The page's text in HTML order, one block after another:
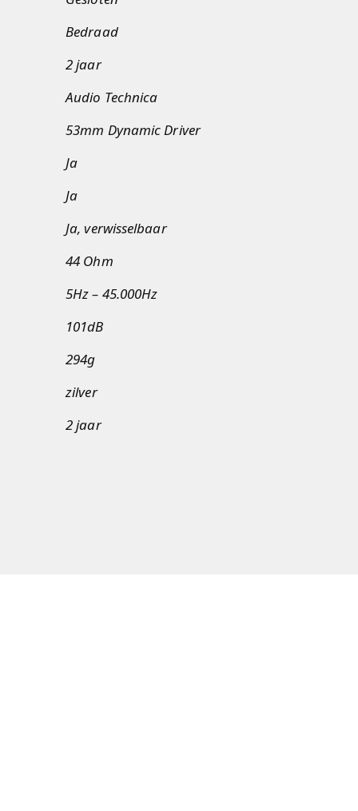
Bedraad
2 jaar
Audio Technica
53mm Dynamic Driver
Ja
Ja
Ja, verwisselbaar
44 Ohm
5Hz – 45.000Hz
101dB
294g
zilver
2 jaar